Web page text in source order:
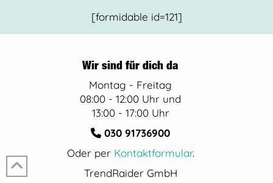
[formidable id=121]
Wir sind für dich da
Montag - Freitag
08:00 - 12:00 Uhr und
13:00 - 17:00 Uhr
030 91736900
Oder per Kontaktformular.
TrendRaider GmbH